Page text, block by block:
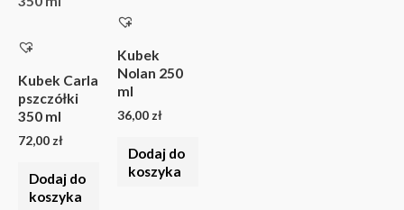
Kubek Carla
pszczółki
350 ml
72,00 zł
Dodaj do
koszyka
Kubek
Nolan 250
ml
36,00 zł
Dodaj do
koszyka